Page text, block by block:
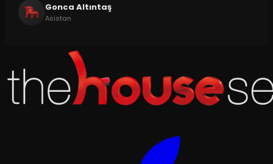
Gonca Altıntaş
Asistan